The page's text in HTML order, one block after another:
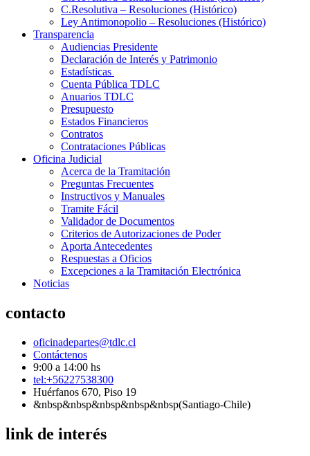
C.Resolutiva – Resoluciones (Histórico)
Ley Antimonopolio – Resoluciones (Histórico)
Transparencia
Audiencias Presidente
Declaración de Interés y Patrimonio
Estadísticas
Cuenta Pública TDLC
Anuarios TDLC
Presupuesto
Estados Financieros
Contratos
Contrataciones Públicas
Oficina Judicial
Acerca de la Tramitación
Preguntas Frecuentes
Instructivos y Manuales
Tramite Fácil
Validador de Documentos
Criterios de Autorizaciones de Poder
Aporta Antecedentes
Respuestas a Oficios
Excepciones a la Tramitación Electrónica
Noticias
contacto
oficinadepartes@tdlc.cl
Contáctenos
9:00 a 14:00 hs
tel:+56227538300
Huérfanos 670, Piso 19
&nbsp&nbsp&nbsp&nbsp&nbsp(Santiago-Chile)
link de interés